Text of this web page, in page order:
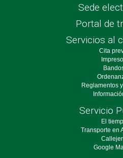
Sede
Portal de
Servicios al
Cita
Reglamentos
Servicio
El
Transporte en
Google